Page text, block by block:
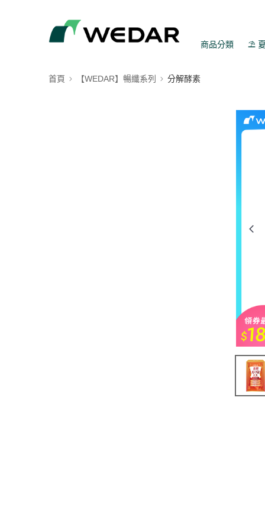
商品分類 ⛱️
首頁 【WEDAR】暢纖系列 分解酵素